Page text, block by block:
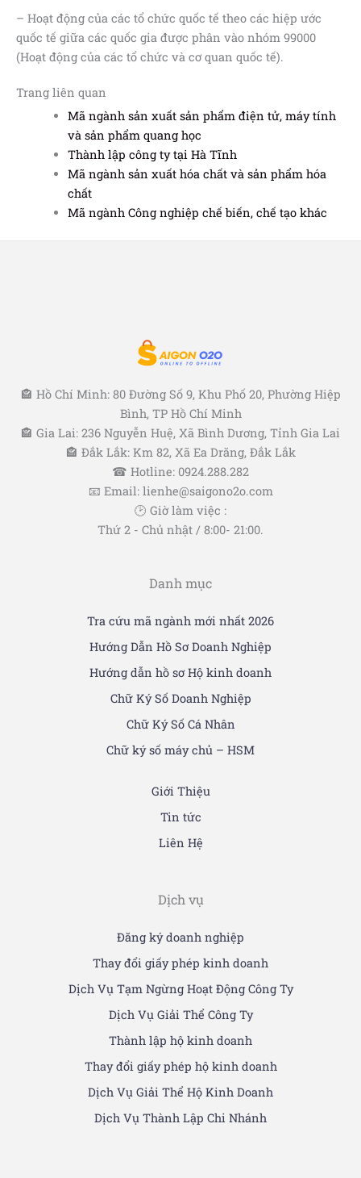
– Hoạt động của các tổ chức quốc tế theo các hiệp ước
quốc tế giữa các quốc gia được phân vào nhóm 99000
(Hoạt động của các tổ chức và cơ quan quốc tế).
Trang liên quan
Mã ngành sản xuất sản phẩm điện tử, máy tính
và sản phẩm quang học
Thành lập công ty tại Hà Tĩnh
Mã ngành sản xuất hóa chất và sản phẩm hóa
chất
Mã ngành Công nghiệp chế biến, chế tạo khác
🏤 Hồ Chí Minh: 80 Đường Số 9, Khu Phố 20, Phường Hiệp
Bình, TP Hồ Chí Minh
🏤 Gia Lai: 236 Nguyễn Huệ, Xã Bình Dương, Tỉnh Gia Lai
🏤 Đắk Lắk: Km 82, Xã Ea Drăng, Đắk Lắk
☎ Hotline: 0924.288.282
📧 Email: lienhe@saigono2o.com
🕑 Giờ làm việc :
Thứ 2 - Chủ nhật / 8:00- 21:00.
Danh mục
Tra cứu mã ngành mới nhất 2026
Hướng Dẫn Hồ Sơ Doanh Nghiệp
Hướng dẫn hồ sơ Hộ kinh doanh
Chữ Ký Số Doanh Nghiệp
Chữ Ký Số Cá Nhân
Chữ ký số máy chủ – HSM
Giới Thiệu
Tin tức
Liên Hệ
Dịch vụ
Đăng ký doanh nghiệp
Thay đổi giấy phép kinh doanh
Dịch Vụ Tạm Ngừng Hoạt Động Công Ty
Dịch Vụ Giải Thể Công Ty
Thành lập hộ kinh doanh
Thay đổi giấy phép hộ kinh doanh
Dịch Vụ Giải Thể Hộ Kinh Doanh
Dịch Vụ Thành Lập Chi Nhánh